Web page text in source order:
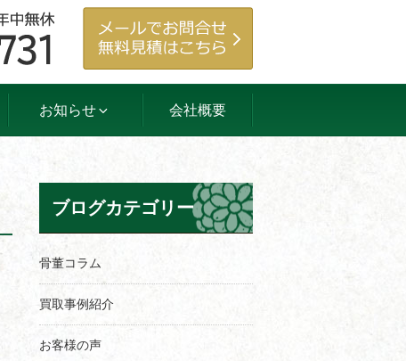
お知らせ 会社概要
ブログカテゴリー
骨董コラム
買取事例紹介
お客様の声